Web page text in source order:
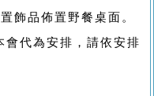
飾品佈置野餐桌面。
代為安排，請依安排